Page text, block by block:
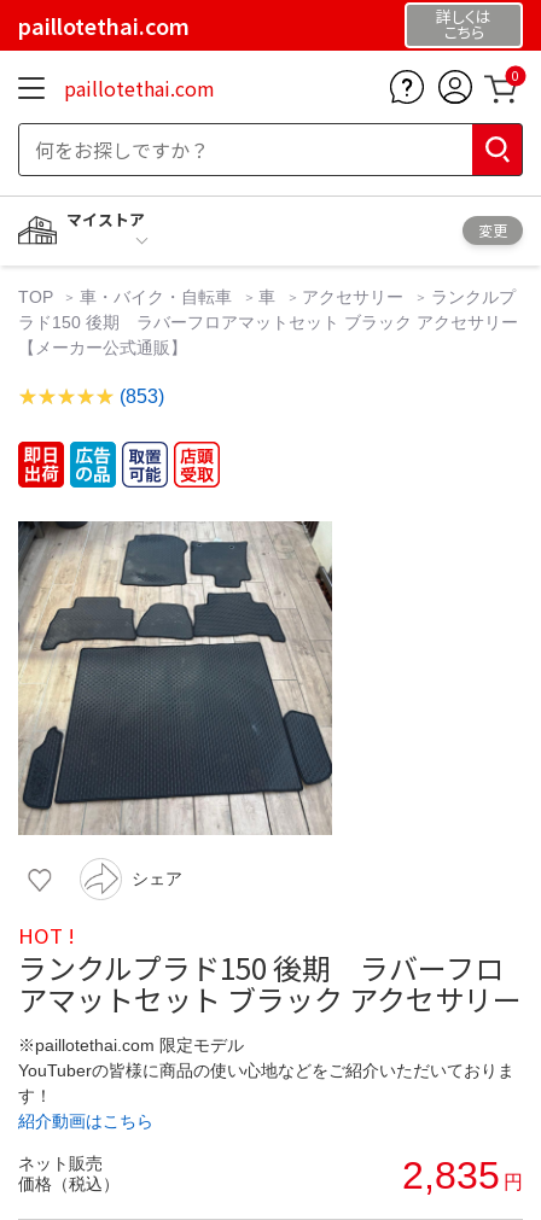
paillotethai.com 詳しくは
こちら
paillotethai.com 0
マイストア
変更
TOP 車・バイク・自転車 車 アクセサリー
ランクルプ
ラド150 後期 ラバーフロアマットセット ブラック アクセサリー
【メーカー公式通販】
(853)
シェア
HOT !
ランクルプラド150 後期 ラバーフロ
アマットセット ブラック アクセサリー
※paillotethai.com 限定モデル
YouTuberの皆様に商品の使い心地などをご紹介いただいておりま
す！
紹介動画はこちら
ネット販売
価格（税込）
2,835 円